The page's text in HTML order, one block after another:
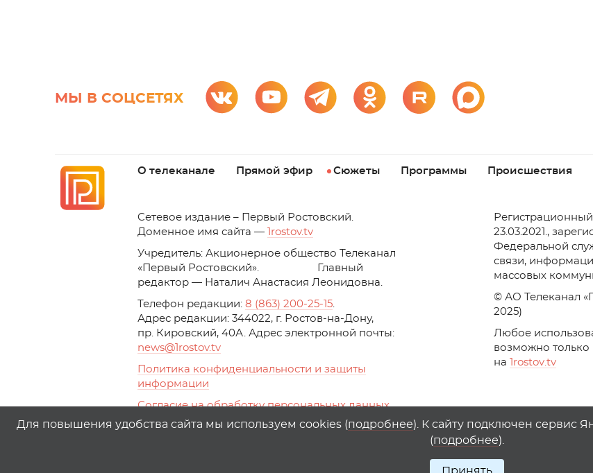
МЫ В СОЦСЕТЯХ
О телеканале Прямой эфир Сюжеты Программы Происшествия
Cетевое издание – Первый Ростовский.
Доменное имя сайта —
1rostov.tv
Учредитель: Акционерное общество Телеканал
«Первый Ростовский». Главный
редактор — Наталич Анастасия Леонидовна.
Телефон редакции: 8 (863) 200-25-15.
Адрес редакции: 344022, г. Ростов-на-Дону,
пр. Кировский, 40А. Адрес электронной почты:
news@1rostov.tv
Политика конфиденциальности и защиты
информации
Согласие на обработку персональных данных
с помощью сервисов Yandex.Metrika, top.mail.ru
23.03.2021.,
Федеральной
связи,
массовых
© АО Телеканал
2025)
Любое
возможно только
на
rostov.tv
Для повышения удобства сайта мы используем cookies (подробнее). К сайту подключен сервис
(подробнее).